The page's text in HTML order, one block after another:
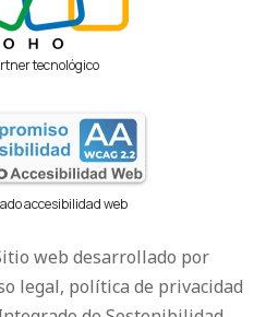
tecnológico
accesibilidad web
web desarrollado por
legal, política de privacidad